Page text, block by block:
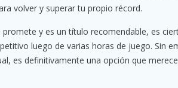
volver y superar tu propio récord.
y es un título recomendable, es
luego de varias horas de juego. Sin
es definitivamente una opción que